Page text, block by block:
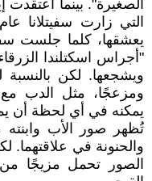
الصغيرة". بينما اعتقدت
يعشقها، كلما جلست
"أجراس اسكتلندا
ويشجعها. لكن بالنسبة
ومزعجًا، مثل الدب
يمكنه في أي لحظة أن
تُظهر صور الأب وابنته
والحنونة في علاقتهما.
الصور تحمل مزيجًا من